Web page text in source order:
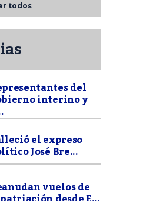
todos
del
interino y
el expreso
José Bre...
vuelos de